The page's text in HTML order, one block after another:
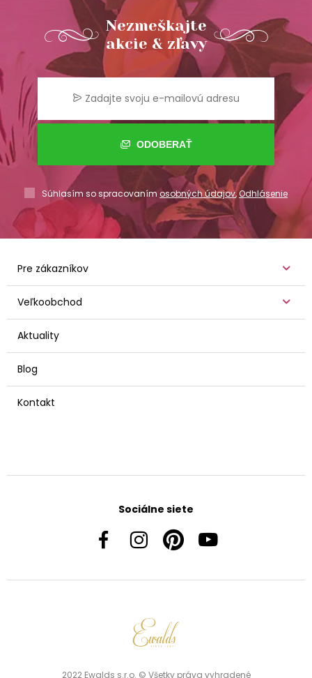
Nezmeškajte
akcie & zľavy
ODOBERAŤ
Súhlasím so spracovaním osobných údajov,Odhlásenie
Pre zákazníkov
Veľkoobchod
Aktuality
Blog
Kontakt
Sociálne siete
2022 Ewalds s.r.o. © Všetky práva vyhradené